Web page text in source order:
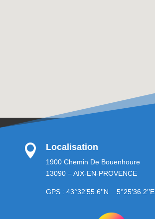
 Localisation
1900 Chemin De Bouenhoure
13090 – AIX-EN-PROVENCE
GPS : 43°32’55.6’’N 5°25’36.2’’E